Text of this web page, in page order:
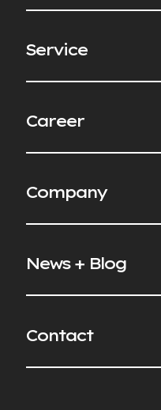
Service
Career
Company
News + Blog
Contact